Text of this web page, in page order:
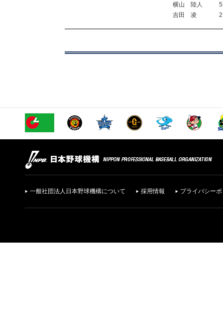
横山 陸人
5
吉田 凌
2
一般社団法人日本野球機構について 採用情報 プライバシー